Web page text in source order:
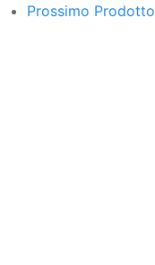
Prossimo Prodotto